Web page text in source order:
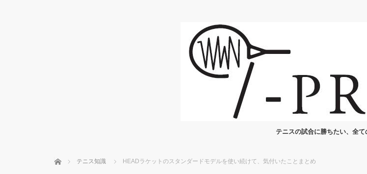
テニスの試合に勝ちたい、全て
ホーム テニス知識 HEADラケットのスタンダードモデルを使い続けて、気付いたことまとめ